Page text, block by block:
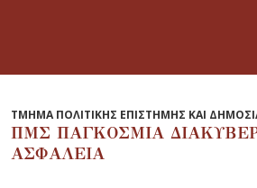
ΤΜΗΜΑ ΠΟΛΙΤΙΚΗΣ ΕΠΙΣΤΗΜΗΣ ΚΑΙ
ΠΜΣ ΠΑΓΚΟΣΜΙΑ
ΑΣΦΑΛΕΙΑ